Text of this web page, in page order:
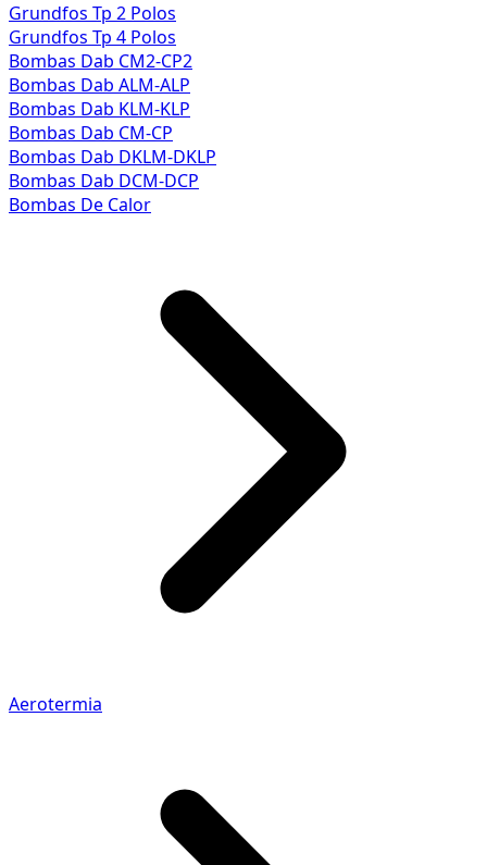
Grundfos Tp 2 Polos
Grundfos Tp 4 Polos
Bombas Dab CM2-CP2
Bombas Dab ALM-ALP
Bombas Dab KLM-KLP
Bombas Dab CM-CP
Bombas Dab DKLM-DKLP
Bombas Dab DCM-DCP
Bombas De Calor
Aerotermia